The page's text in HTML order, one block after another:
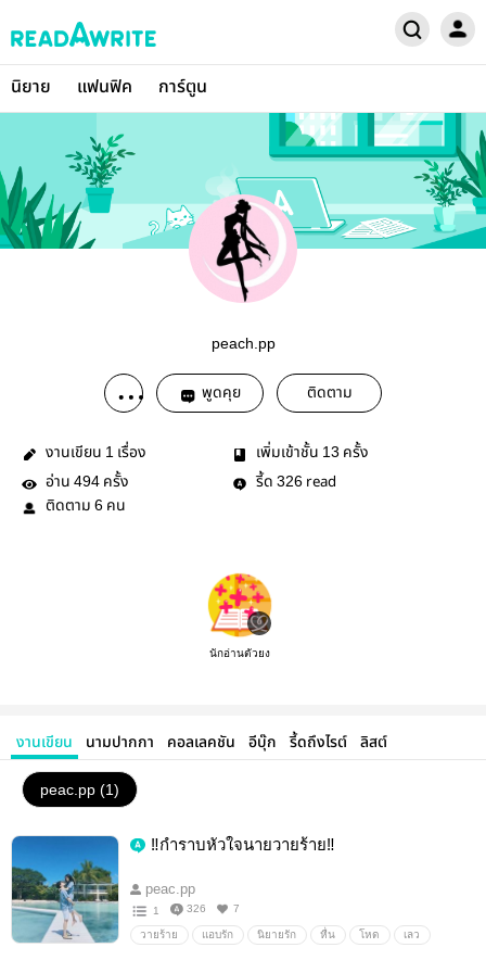
นิยาย แฟนฟิค การ์ตูน
peach.pp
พูดคุย ติดตาม
งานเขียน 1 เรื่อง เพิ่มเข้าชั้น 13 ครั้ง
อ่าน 494 ครั้ง รี้ด 326 read
ติดตาม 6 คน
นักอ่านตัวยง
งานเขียน นามปากกา คอลเลคชัน อีบุ๊ก รี้ดถึงไรต์ ลิสต์
peac.pp (1)
‼กำราบหัวใจนายวายร้าย‼
peac.pp
1 326 7
วายร้าย แอบรัก นิยายรัก หื่น โหด เลว